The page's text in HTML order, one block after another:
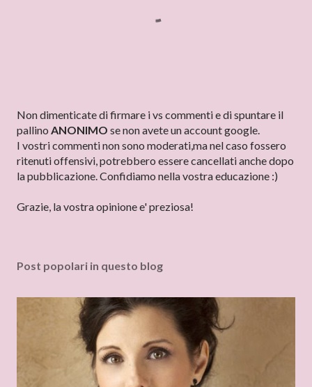
P
o
s
t
a
n
m
n
Non dimenticate di firmare i vs commenti e di spuntare il
pallino ANONIMO se non avete un account google.
I vostri commenti non sono moderati,ma nel caso fossero
ritenuti offensivi, potrebbero essere cancellati anche dopo
la pubblicazione. Confidiamo nella vostra educazione :)
Grazie, la vostra opinione e' preziosa!
Post popolari in questo blog